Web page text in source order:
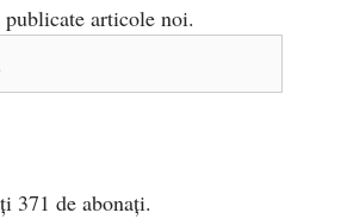
articole noi.
371 de abonați.